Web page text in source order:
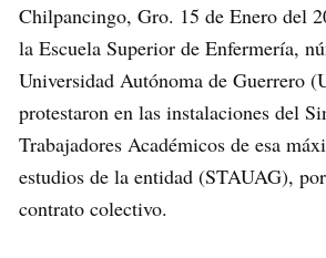
Chilpancingo, Gro. 15 de Enero del
la Escuela Superior de Enfermería,
Universidad Autónoma de Guerrero
protestaron en las instalaciones del
Trabajadores Académicos de esa
estudios de la entidad (STAUAG),
contrato colectivo.